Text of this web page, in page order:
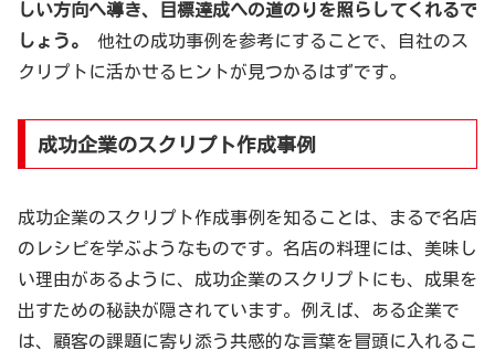
しい方向へ導き、目標達成への道のりを照らしてくれるで
しょう。
他社の成功事例を参考にすることで、自社のス
クリプトに活かせるヒントが見つかるはずです。
成功企業のスクリプト作成事例
成功企業のスクリプト作成事例を知ることは、まるで名店
のレシピを学ぶようなものです。名店の料理には、美味し
い理由があるように、成功企業のスクリプトにも、成果を
出すための秘訣が隠されています。例えば、ある企業で
は、顧客の課題に寄り添う共感的な言葉を冒頭に入れるこ